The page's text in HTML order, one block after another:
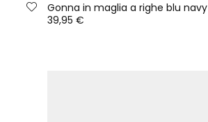
Gonna in maglia a righe blu navy
39,95 €